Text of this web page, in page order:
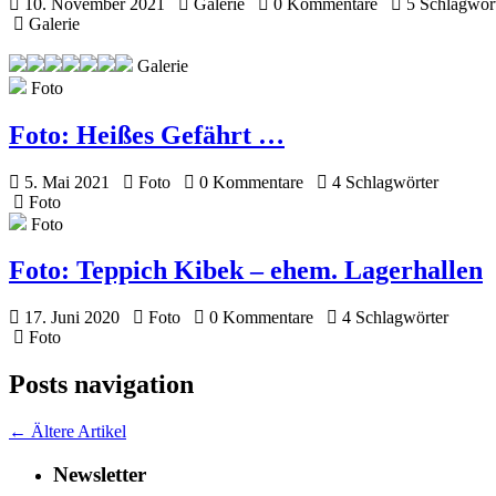
Galerie
Galerie
Foto
Foto: Heißes Gefährt …
5. Mai 2021 Foto 0 Kommentare
4 Schlagwörter
Foto
Foto
Foto: Teppich Kibek – ehem. Lagerhallen
17. Juni 2020 Foto 0 Kommentare
4 Schlagwörter
Foto
Posts navigation
← Ältere Artikel
Newsletter